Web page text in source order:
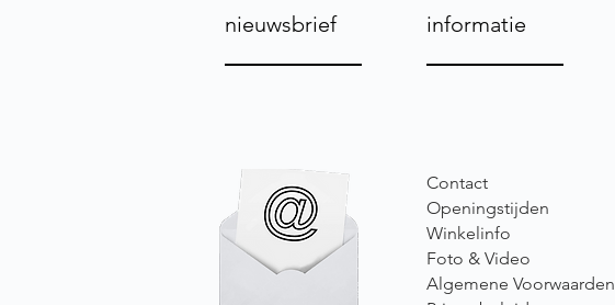
nieuwsbrief informatie
Contact
Openingstijden
Winkelinfo
Foto & Video
Algemene Voorwaarden